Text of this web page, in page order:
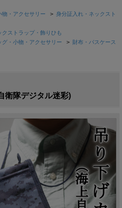
物・アクセサリー > 身分証入れ・ネックスト
クストラップ・飾りひも
グ・小物・アクセサリー > 財布・パスケース
衛隊デジタル迷彩)